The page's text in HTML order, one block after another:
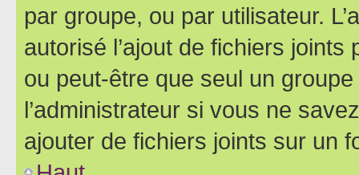
par groupe, ou par utilisateur.
autorisé l’ajout de fichiers
ou peut-être que seul un
l’administrateur si vous ne
ajouter de fichiers joints sur un